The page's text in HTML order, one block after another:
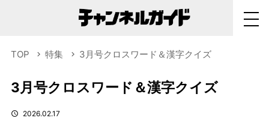
TOP 特集 3月号クロスワード＆漢字クイズ
3月号クロスワード＆漢字クイズ
2026.02.17